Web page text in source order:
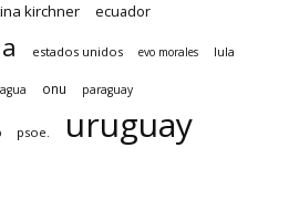
kirchner ecuador
estados unidos evo morales lula
onu paraguay
psoe. uruguay